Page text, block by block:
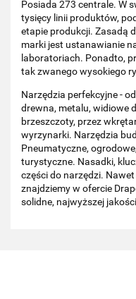
Posiada 273 centrale. W
tysięcy linii produktów,
etapie produkcji. Zasadą
marki jest ustanawianie
laboratoriach. Ponadto,
tak zwanego wysokiego
Narzędzia perfekcyjne -
drewna, metalu, widiowe
brzeszczoty, przez
wyrzynarki. Narzędzia
Pneumatyczne,
turystyczne. Nasadki,
części do narzędzi.
znajdziemy w ofercie
solidne, najwyższej